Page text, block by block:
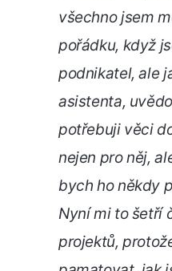
všechno jsem
pořádku, když
podnikatel, ale
asistenta,
potřebuji věci
nejen pro něj,
bych ho někdy
Nyní mi to šetří
projektů,